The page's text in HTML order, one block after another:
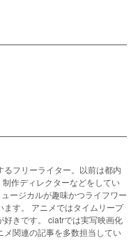
るフリーライター。以前は都内
作ディレクターなどをしてい
ージカルが趣味かつライフワー
ます。 アニメではタイムリープ
好きです。 ciatrでは実写映画化
メ関連の記事を多数担当してい